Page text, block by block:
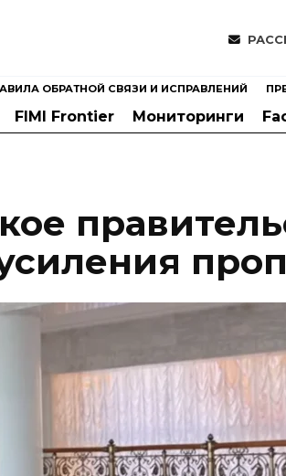
ОБРАТНОЙ СВЯЗИ И ИСПРАВЛЕНИЙ
FIMI Frontier Мониторинги